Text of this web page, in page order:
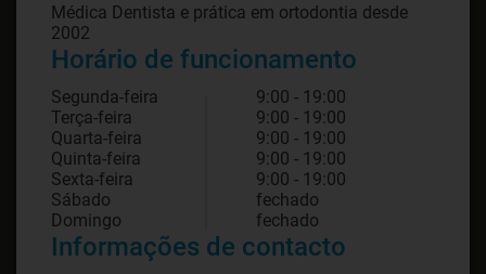
Médica Dentista e prática em ortodontia desde
2002
Horário de funcionamento
Segunda-feira
9:00 - 19:00
Terça-feira
9:00 - 19:00
Quarta-feira
9:00 - 19:00
Quinta-feira
9:00 - 19:00
Sexta-feira
9:00 - 19:00
Sábado
fechado
Domingo
fechado
Informações de contacto